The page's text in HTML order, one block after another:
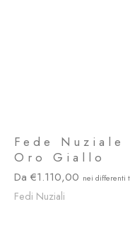
Fede
Oro Giallo
1.110,00
Fedi Nuziali